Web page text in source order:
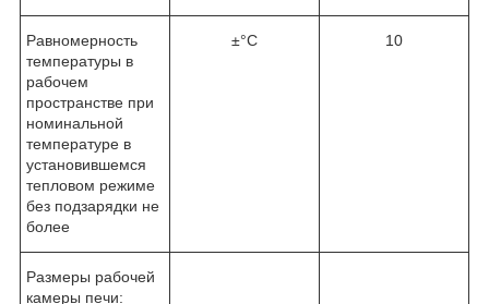
Равномерность
температуры в
рабочем
пространстве при
номинальной
температуре в
установившемся
тепловом режиме
без подзарядки не
более
±°C 10
Размеры рабочей
камеры печи: